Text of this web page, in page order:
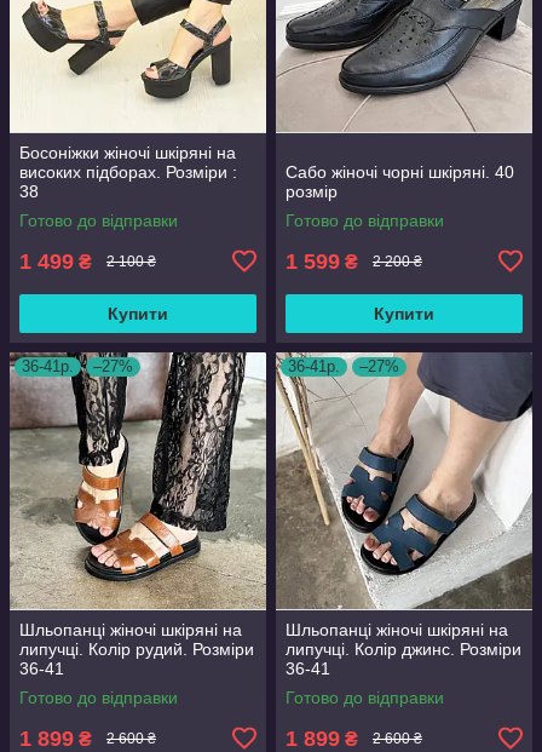
Босоніжки жіночі шкіряні на
високих підборах. Розміри :
38
Готово до відправки
1 499 ₴ 2 100 ₴
Купити
Сабо жіночі чорні шкіряні. 40
розмір
Готово до відправки
1 599 ₴ 2 200 ₴
Купити
36-41р. –27%
Шльопанці жіночі шкіряні на
липучці. Колір рудий. Розміри
36-41
Готово до відправки
1 899 ₴ 2 600 ₴
36-41р. –27%
Шльопанці жіночі шкіряні на
липучці. Колір джинс. Розміри
36-41
Готово до відправки
1 899 ₴ 2 600 ₴